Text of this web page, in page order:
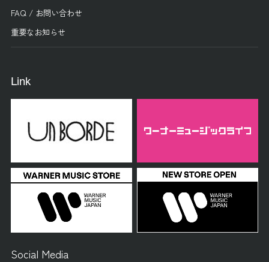
FAQ / お問い合わせ
重要なお知らせ
Link
Social Media